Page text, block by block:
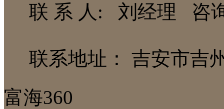
联 系 人: 刘经理 咨询
联系地址： 吉安市吉
富海360